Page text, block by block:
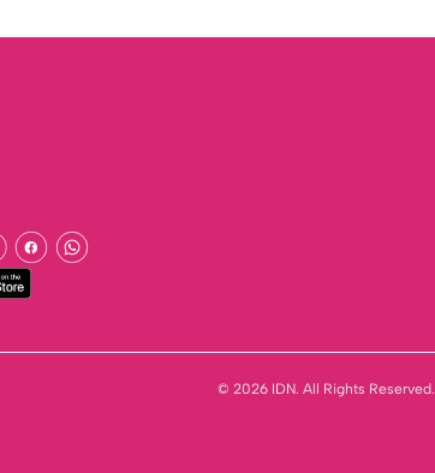
© 2026 IDN. All Rights Reserved.